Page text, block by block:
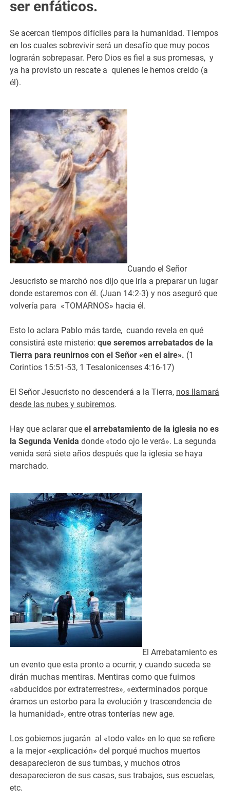
ser enfáticos.
Se acercan tiempos difíciles para la humanidad. Tiempos
en los cuales sobrevivir será un desafío que muy pocos
lograrán sobrepasar. Pero Dios es fiel a sus promesas, y
ya ha provisto un rescate a quienes le hemos creído (a
él).
Cuando el Señor
Jesucristo se marchó nos dijo que iría a preparar un lugar
donde estaremos con él. (Juan 14:2-3) y nos aseguró que
volvería para «TOMARNOS» hacia él.
Esto lo aclara Pablo más tarde, cuando revela en qué
consistirá este misterio:que seremos arrebatados de la
Tierra para reunirnos con el Señor «en el aire». (1
Corintios 15:51-53, 1 Tesalonicenses 4:16-17)
El Señor Jesucristo no descenderá a la Tierra, nos llamará
desde las nubes y subiremos.
Hay que aclarar queel arrebatamiento de la iglesia no es
la Segunda Venida donde «todo ojo le verá». La segunda
venida será siete años después que la iglesia se haya
marchado.
El Arrebatamiento es
un evento que esta pronto a ocurrir, y cuando suceda se
dirán muchas mentiras. Mentiras como que fuimos
«abducidos por extraterrestres», «exterminados porque
éramos un estorbo para la evolución y trascendencia de
la humanidad», entre otras tonterías new age.
Los gobiernos jugarán al «todo vale» en lo que se refiere
a la mejor «explicación» del porqué muchos muertos
desaparecieron de sus tumbas, y muchos otros
desaparecieron de sus casas, sus trabajos, sus escuelas,
etc.